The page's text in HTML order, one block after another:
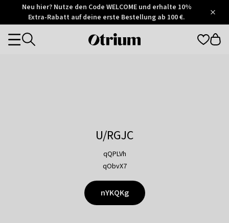
Otrium
Trustpilot
Neu hier? Nutze den Code WELCOME und erhalte 10%
Extra-Rabatt auf deine erste Bestellung ab 100 €.
Otrium
Categories
U/RGJC
qQPLVh
qObvX7
nYKQKg